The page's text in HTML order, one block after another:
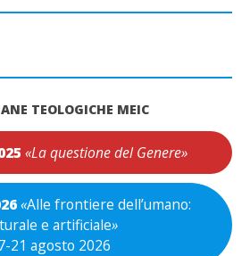
TEOLOGICHE MEIC
«La questione del Genere»
«Alle frontiere dell’umano:
e artificiale»
21 agosto 2026